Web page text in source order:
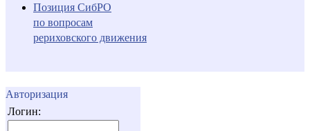
Позиция СибРО
по вопросам
рериховского движения
Авторизация
Логин: